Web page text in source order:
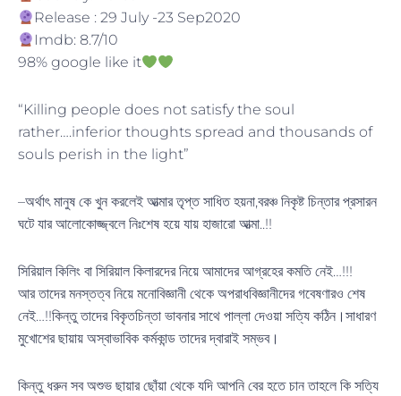
Release : 29 July -23 Sep2020
Imdb: 8.7/10
98% google like it
“Killing people does not satisfy the soul
rather….inferior thoughts spread and thousands of
souls perish in the light”
–অর্থাৎ মানুষ কে খুন করলেই আত্মার তৃপ্ত সাধিত হয়না,বরঞ্চ নিকৃষ্ট চিন্তার প্রসারন
ঘটে যার আলোকোজ্জ্বলে নিঃশেষ হয়ে যায় হাজারো আত্মা..!!
সিরিয়াল কিলিং বা সিরিয়াল কিলারদের নিয়ে আমাদের আগ্রহের কমতি নেই…!!!
আর তাদের মনস্তত্ব নিয়ে মনোবিজ্ঞানী থেকে অপরাধবিজ্ঞানীদের গবেষণারও শেষ
নেই…!!কিন্তু তাদের বিকৃতচিন্তা ভাবনার সাথে পাল্লা দেওয়া সত্যি কঠিন।সাধারণ
মুখোশের ছায়ায় অস্বাভাবিক কর্মকান্ড তাদের দ্বারাই সম্ভব।
কিন্তু ধরুন সব অশুভ ছায়ার ছোঁয়া থেকে যদি আপনি বের হতে চান তাহলে কি সত্যি